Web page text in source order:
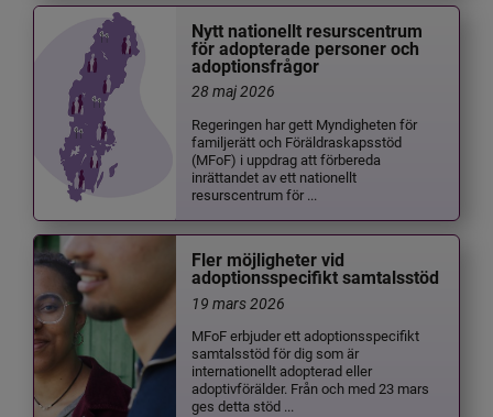
Nytt nationellt resurscentrum
för adopterade personer och
adoptionsfrågor
28 maj 2026
Regeringen har gett Myndigheten för
familjerätt och Föräldraskapsstöd
(MFoF) i uppdrag att förbereda
inrättandet av ett nationellt
resurscentrum för ...
Fler möjligheter vid
adoptionsspecifikt samtalsstöd
19 mars 2026
MFoF erbjuder ett adoptionsspecifikt
samtalsstöd för dig som är
internationellt adopterad eller
adoptivförälder. Från och med 23 mars
ges detta stöd ...